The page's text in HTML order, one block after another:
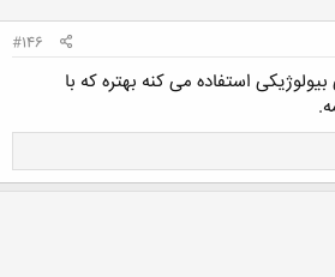
#146
استفاده می کنه بهتره که با